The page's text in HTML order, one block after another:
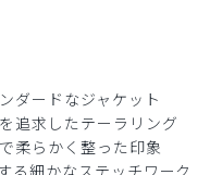
ダードなジャケット
追求したテーラリング
柔らかく整った印象